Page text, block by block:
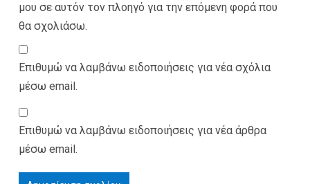
μου σε αυτόν τον πλοηγό για την επόμενη φορά που
θα σχολιάσω.
Επιθυμώ να λαμβάνω ειδοποιήσεις για νέα σχόλια
μέσω email.
Επιθυμώ να λαμβάνω ειδοποιήσεις για νέα άρθρα
μέσω email.